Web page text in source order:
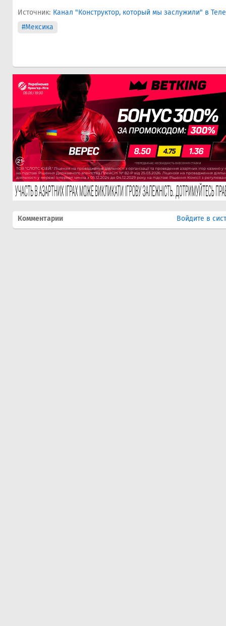
Источник: Канал "Конструктор, который мы заслужили" в
#Мексика
Комментарии Войдите в